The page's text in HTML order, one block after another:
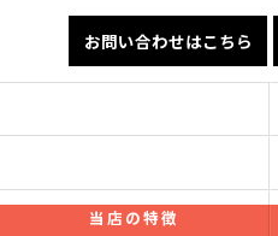
お問い合わせはこちら
当店の特徴